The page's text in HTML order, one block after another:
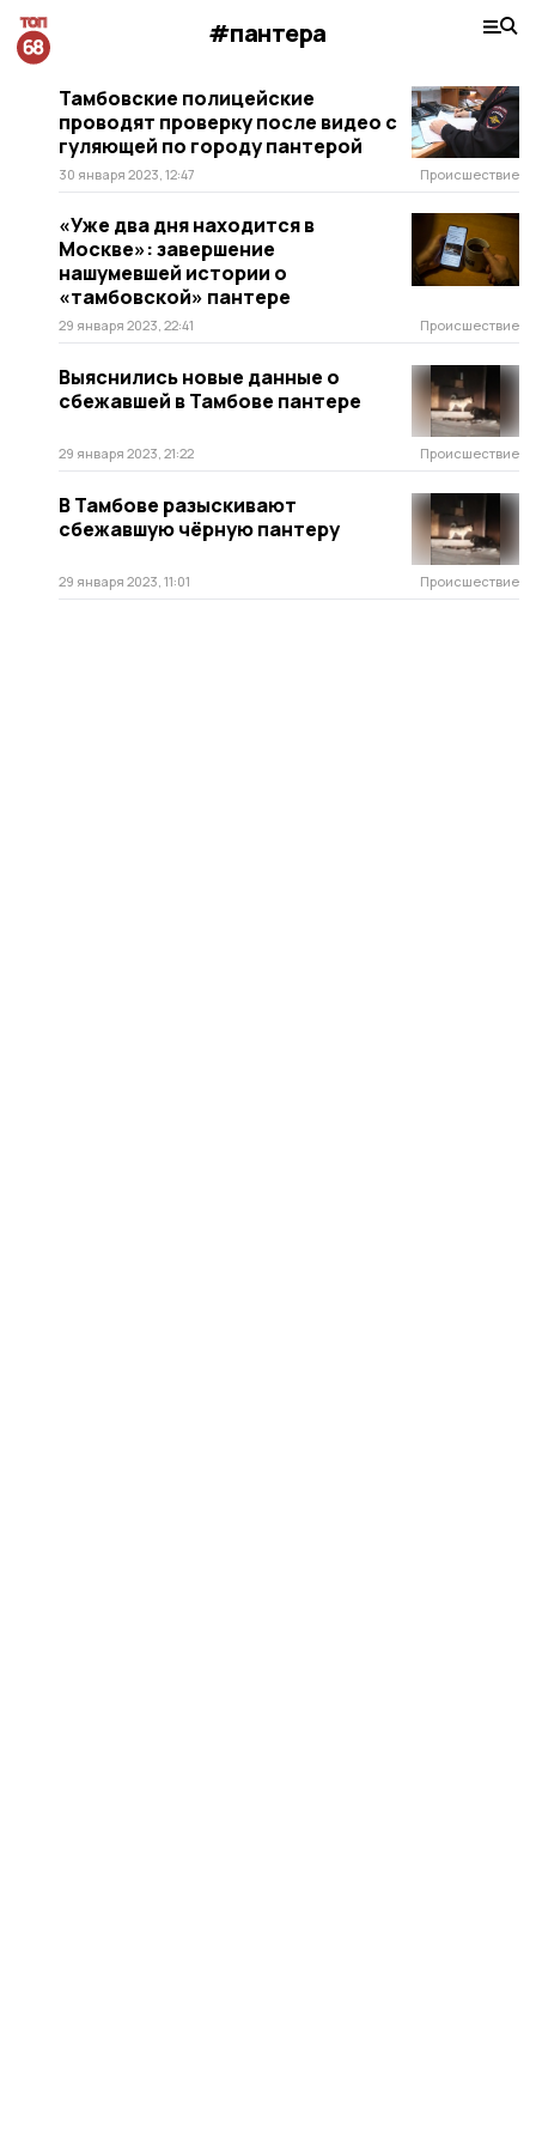
#пантера
Тамбовские полицейские
проводят проверку после видео с
гуляющей по городу пантерой
30 января 2023, 12:47 Происшествие
«Уже два дня находится в
Москве»: завершение
нашумевшей истории о
«тамбовской» пантере
29 января 2023, 22:41 Происшествие
Выяснились новые данные о
сбежавшей в Тамбове пантере
29 января 2023, 21:22 Происшествие
В Тамбове разыскивают
сбежавшую чёрную пантеру
29 января 2023, 11:01 Происшествие